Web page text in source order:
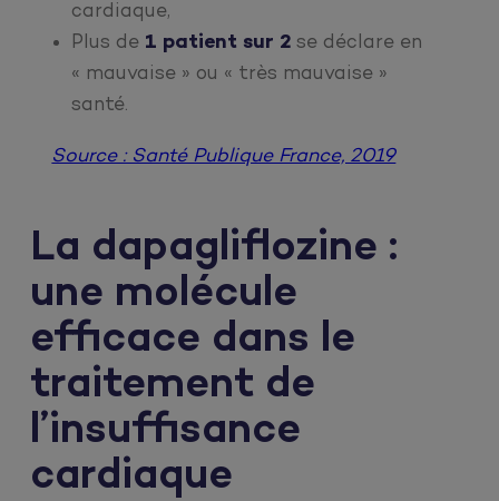
cardiaque,
Plus de 1 patient sur 2se déclare en
« mauvaise » ou « très mauvaise »
santé.
Source : Santé Publique France, 2019
La dapagliflozine :
une molécule
efficace dans le
traitement de
l’insuffisance
cardiaque